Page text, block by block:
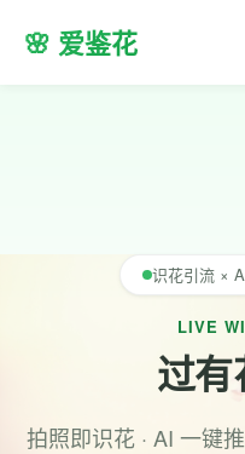
🌸 爱鉴花
识花引流 ×
LIVE
过有
拍照即识花 · AI 一键